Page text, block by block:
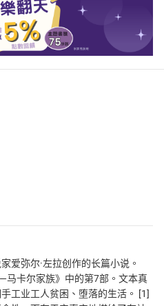
爱弥尔·左拉创作的长篇小说。
马卡尔家族》中的第7部。文本真
工业工人贫困、堕落的生活。 [1]